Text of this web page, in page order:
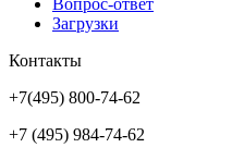
Загрузки
Контакты
+7(495) 800-74-62
+7 (495) 984-74-62